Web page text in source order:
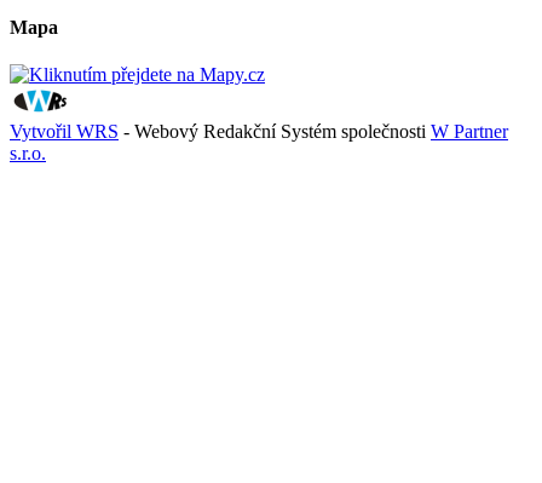
Mapa
Vytvořil WRS - Webový Redakční Systém společnosti W Partner
s.r.o.